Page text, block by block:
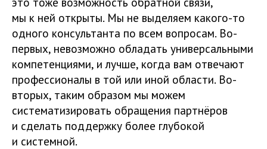
мы к ней открыты. Мы не выделяем какого-то
одного консультанта по всем вопросам. Во-
первых, невозможно обладать универсальными
компетенциями, и лучше, когда вам отвечают
профессионалы в той или иной области. Во-
вторых, таким образом мы можем
систематизировать обращения партнёров
и сделать поддержку более глубокой
и системной.